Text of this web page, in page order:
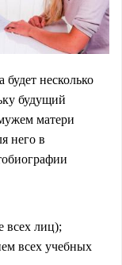
несколько
будущий
матери
него в
всех лиц);
всех учебных